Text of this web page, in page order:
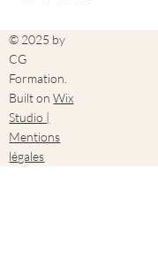
© 2025 by
CG
Formation.
Built onWix
Studio |
Mentions
légales